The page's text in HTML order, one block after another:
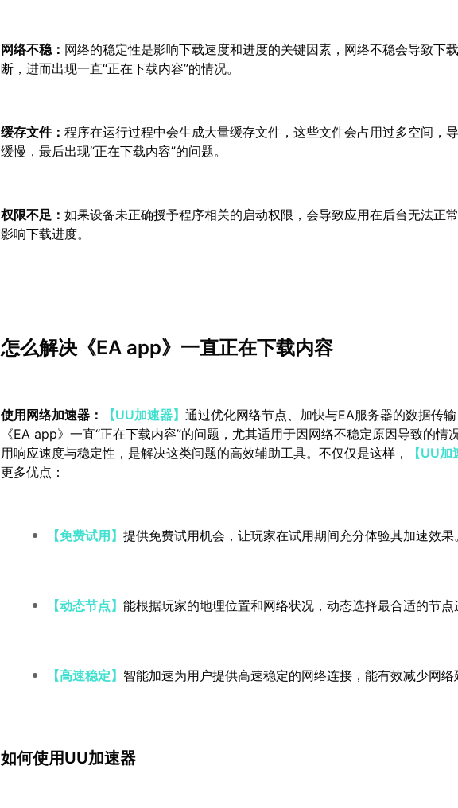
网络不稳： 网络的稳定性是影响下载速度和进度的关键因素，网络不稳会导致下
断，进而出现一直“正在下载内容”的情况。
缓存文件：程序在运行过程中会生成大量缓存文件，这些文件会占用过多空间，
缓慢，最后出现“正在下载内容”的问题。
权限不足：如果设备未正确授予程序相关的启动权限，会导致应用在后台无法正
影响下载进度。
怎么解决《EA app》一直正在下载内容
使用网络加速器： 【UU加速器】通过优化网络节点、加快与EA服务器的数据传
《EA app》一直“正在下载内容”的问题，尤其适用于因网络不稳定原因导致的情
用响应速度与稳定性，是解决这类问题的高效辅助工具。不仅仅是这样，
【UU
更多优点：
【免费试用】提供免费试用机会，让玩家在试用期间充分体验其加速效果
【动态节点】能根据玩家的地理位置和网络状况，动态选择最合适的节
【高速稳定】 智能加速为用户提供高速稳定的网络连接，能有效减少网络
如何使用UU加速器